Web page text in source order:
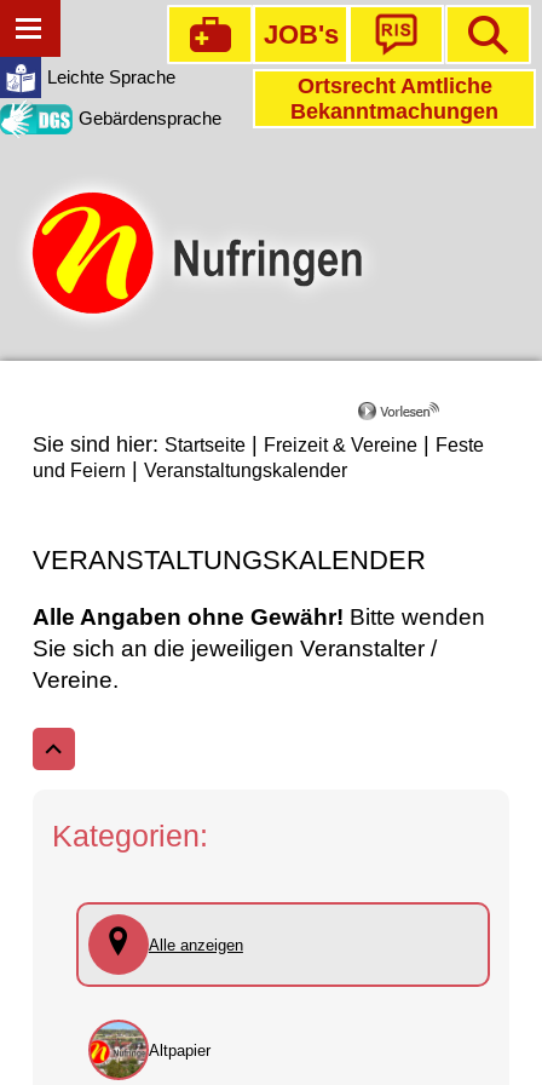
Leichte Sprache
Gebärdensprache
JOB's
Ortsrecht Amtliche
Bekanntmachungen
Sie sind hier: Startseite| Freizeit & Vereine|
Feste
und Feiern
Veranstaltungskalender
VERANSTALTUNGSKALENDER
Alle Angaben ohne Gewähr! Bitte wenden
Sie sich an die jeweiligen Veranstalter /
Vereine.
Kategorien:
Alle anzeigen
Altpapier